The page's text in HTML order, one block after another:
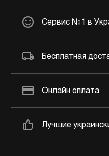
Сервис №1 в
Бесплатная
Онлайн оплата
Лучшие